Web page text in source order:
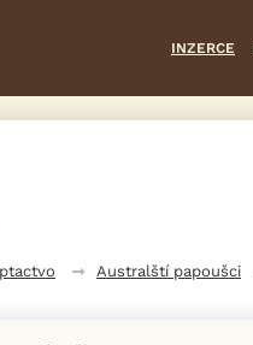
INZERCE
Australští papoušci